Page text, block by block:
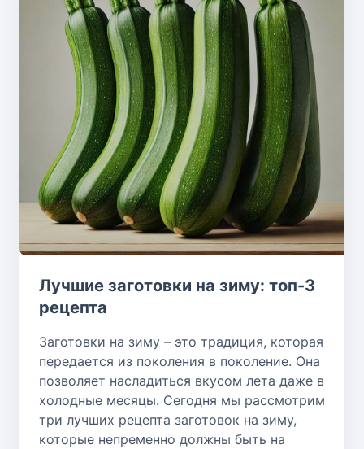
Лучшие заготовки на зиму: топ-3
рецепта
Заготовки на зиму – это традиция, которая
передается из поколения в поколение. Она
позволяет насладиться вкусом лета даже в
холодные месяцы. Сегодня мы рассмотрим
три лучших рецепта заготовок на зиму,
которые непременно должны быть на